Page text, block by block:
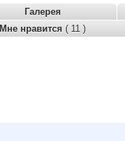
Галерея
Мне нравится ( 11 )